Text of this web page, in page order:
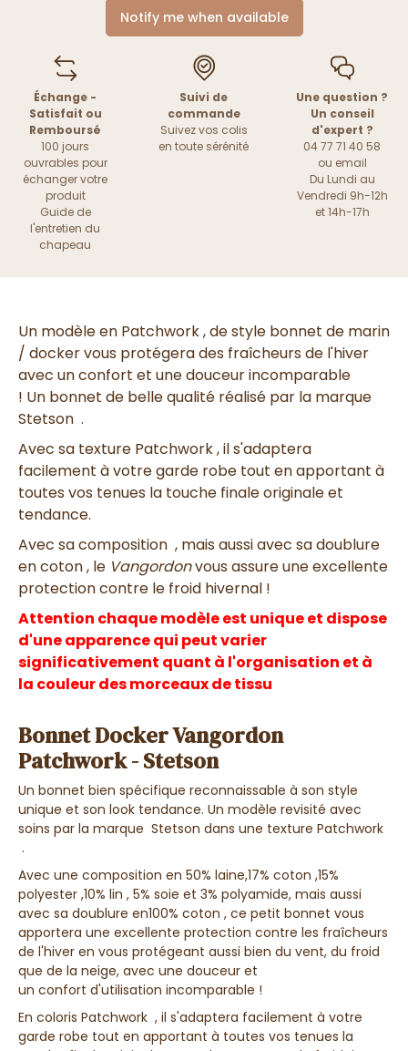
Notify me when available
Échange -
Satisfait ou
Remboursé
100 jours
ouvrables pour
échanger votre
produit
Guide de
l'entretien du
chapeau
Suivi de
commande
Suivez vos colis
en toute sérénité
Une question ?
Un conseil
d'expert ?
04 77 71 40 58
ou email
Du Lundi au
Vendredi 9h-12h
et 14h-17h
Un modèle en Patchwork ,de style bonnet de marin
/ docker vous protégera des fraîcheurs de l'hiver
avec un confort et une douceur incomparable
! Un bonnet de belle qualité réalisé par la marque
Stetson .
Avec sa texture Patchwork, il s'adaptera
facilement à votre garde robe tout en apportant à
toutes vos tenues la touche finale originale et
tendance.
Avec sa composition , mais aussi avec sadoublure
en coton, le Vangordonvous assure une excellente
protection contre le froid hivernal !
Attention chaque modèle est unique et dispose
d'une apparence qui peut varier
significativement quant à l'organisation et à
la couleur des morceaux de tissu
Bonnet Docker Vangordon
Patchwork - Stetson
Un bonnet bien spécifique reconnaissable à son style
unique et son look tendance. Un modèle revisité avec
soins par la marque Stetson dans une texture Patchwork
.
Avec une composition en 50% laine,17% coton ,15%
polyester ,10% lin , 5% soie et 3% polyamide, mais aussi
avec sa doublure en100% coton , ce petit bonnet vous
apportera une excellente protection contre les fraîcheurs
de l'hiver en vous protégeant aussi bien du vent, du froid
que de la neige, avec une douceur et
un confort d'utilisation incomparable !
En coloris Patchwork , il s'adaptera facilement à votre
garde robe tout en apportant à toutes vos tenues la